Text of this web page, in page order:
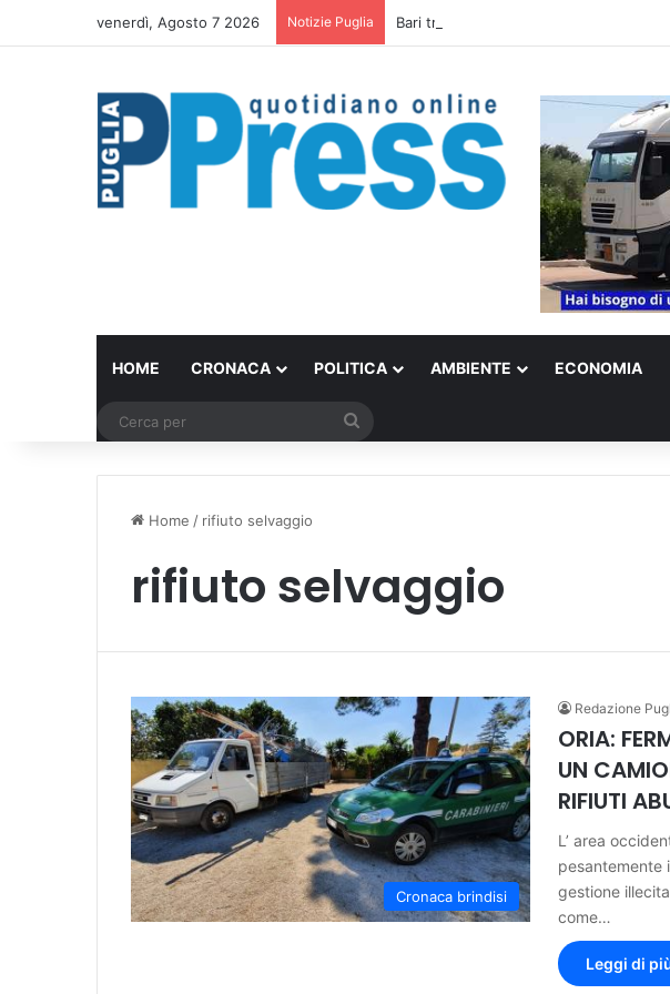
venerdì, Agosto 7 2026 Notizie Puglia Bari trasforma una villa confiscata alla
HOME CRONACA POLITICA AMBIENTE ECONOMIA
Home / rifiuto selvaggio
rifiuto selvaggio
Cronaca brindisi
Redazione
ORIA:
UN
RIFIUTI
L’ area
pesantemente
gestione
come…
Leggi di